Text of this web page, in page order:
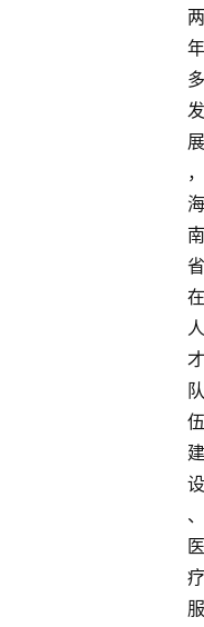
两
年
多
发
展
，
海
南
省
在
人
才
队
伍
建
设
、
医
疗
服